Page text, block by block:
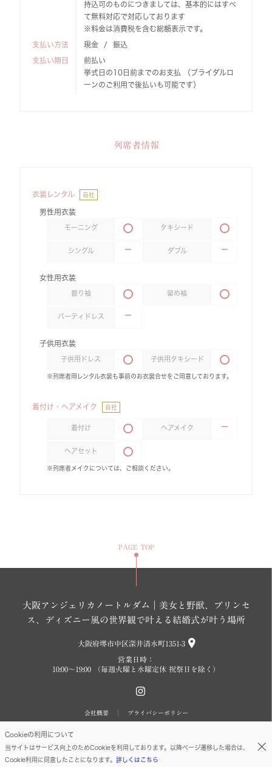
持込可のものにつきましては、基本的にはすべ
て無料対応で対応しております
※料金は消費税を含む総額表示です。
支払い方法 現金 振込
支払い期日
前払い
挙式日の10日前までのお支払 （ブライダルロ
ーンのご利用で後払いも可能です）
列席者情報
衣装レンタル 自社
男性用衣装
モーニング タキシード
シングル ダブル
女性用衣装
振り袖 留め袖
パーティドレス
子供用衣装
子供用ドレス 子供用タキシード
※列席者用レンタル衣裳も事前のお衣裳合せをご用意しております。
着付け・ヘアメイク 自社
着付け ヘアメイク
ヘアセット
※列席者メイクについては、ご相談ください。
Cookieの利用について
当サイトはサービス向上のためCookieを利用しております。以降ページ遷移した場合は、
Cookie利用に同意したことになります。 詳しくはこちら
PAGE TOP
大阪アンジェリカノートルダム｜美女と野獣、プリンセ
ス、ディズニー風の世界観で叶える結婚式が叶う場所
大阪府堺市中区深井清水町1351-3
営業日時：
10:00～19:00 （毎週火曜と水曜定休 祝祭日を除く）
会社概要 プライバシーポリシー